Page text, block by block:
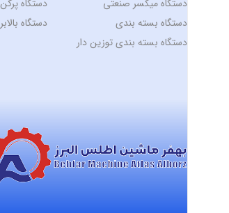
دستگاه میکسر صنعتی
دستگاه بسته بندی
دستگاه بسته بندی توزین دار
دستگاه
دستگاه بالابر